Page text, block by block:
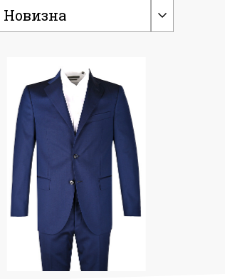
Новизна